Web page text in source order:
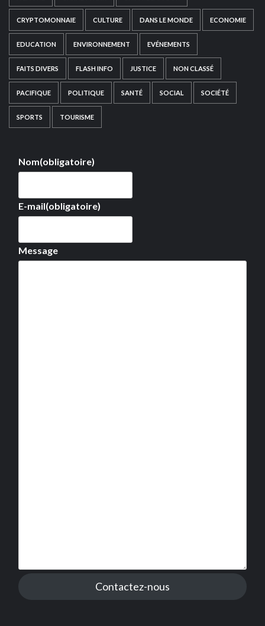
CRYPTOMONNAIE CULTURE DANS LE MONDE ECONOMIE
EDUCATION ENVIRONNEMENT EVÉNEMENTS
FAITS DIVERS FLASH INFO JUSTICE NON CLASSÉ
PACIFIQUE POLITIQUE SANTÉ SOCIAL SOCIÉTÉ
SPORTS TOURISME
Nom(obligatoire)
E-mail(obligatoire)
Message
Contactez-nous